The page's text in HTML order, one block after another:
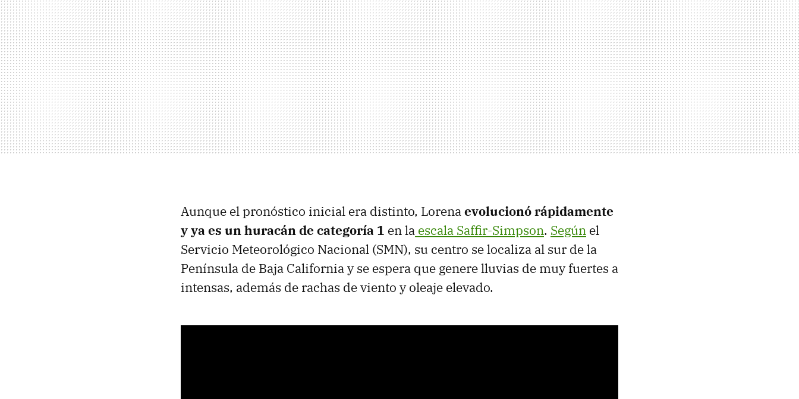
Aunque el pronóstico inicial era distinto, Lorenaevolucionó rápidamente
y ya es un huracán de categoría 1 en la escala Saffir-Simpson. Según el
Servicio Meteorológico Nacional (SMN), su centro se localiza al sur de la
Península de Baja California y se espera que genere lluvias de muy fuertes a
intensas, además de rachas de viento y oleaje elevado.